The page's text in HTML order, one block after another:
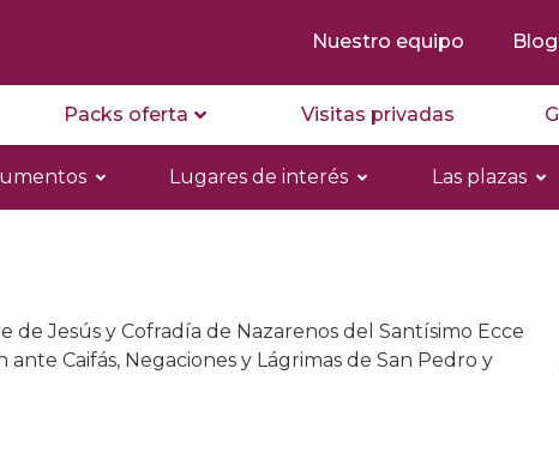
Nuestro equipo Blog
Packs oferta Visitas privadas
Lugares de interés Las plazas
Jesús y Cofradía de Nazarenos del Santísimo Ecce
Caifás, Negaciones y Lágrimas de San Pedro y